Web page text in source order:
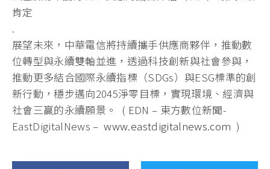
肯定
.
展望未來，中華電信將持續攜手供應商夥伴，推動數
位轉型與永續雙軸並進，透過科技創新與社會參與，
推動更多結合國際永續指標（SDGs）與ESG標準的創
新行動，穩步邁向2045淨零目標，實現環境、經濟與
社會三贏的永續願景。 ( EDN – 東方數位新聞-
EastDigitalNews –www.eastdigitalnews.com )